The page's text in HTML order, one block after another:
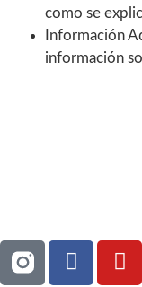
como se
Información
información